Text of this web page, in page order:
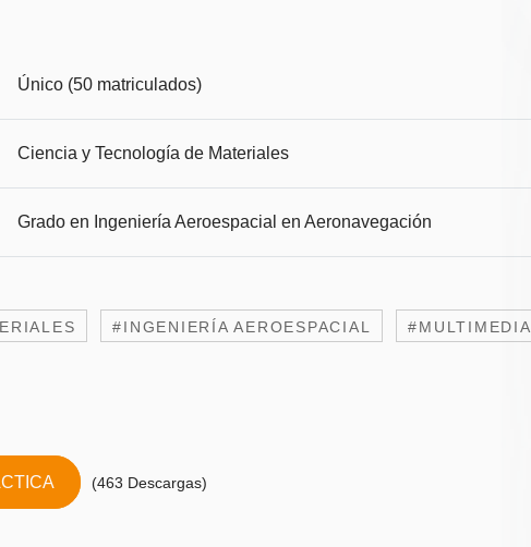
Único (50 matriculados)
Ciencia y Tecnología de Materiales
Grado en Ingeniería Aeroespacial en Aeronavegación
#INGENIERÍA AEROESPACIAL #MULTIMEDIA
(463 Descargas)